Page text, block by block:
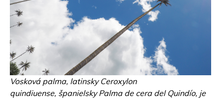
Vosková palma, latinsky Ceroxylon
quindiuense, španielsky Palma de cera del Quindío, je